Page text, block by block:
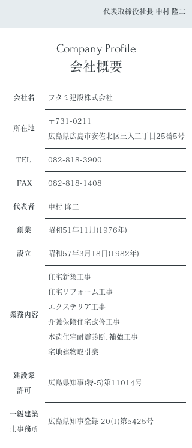
代表取締役社長 中村 隆二
Company Profile
会社概要
会社名 フタミ建設株式会社
​所在地
〒731-0211
広島県広島市安佐北区三入二丁目25番5号
TEL 082-818-3900
FAX 082-818-1408
代表者 中村 隆二
創業 昭和51年11月(1976年)
設立 昭和57年3月18日(1982年)
業務内容
住宅新築工事
住宅リフォーム工事
エクステリア工事
介護保険住宅改修工事
木造住宅耐震診断､補強工事
宅地建物取引業
建設業
許可
広島県知事(特-5)第11014号
一級建築
士事務所
広島県知事登録 20(1)第5425号